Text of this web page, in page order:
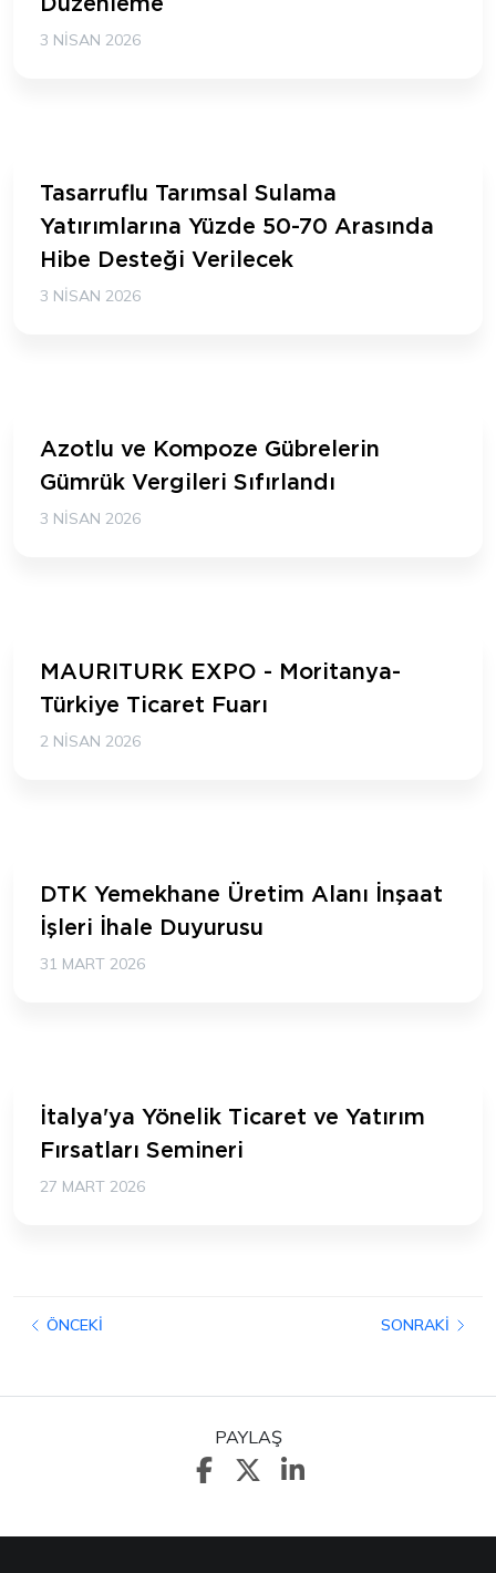
3 NISAN 2026
Tasarruflu Tarımsal Sulama
Yatırımlarına Yüzde 50-70 Arasında
Hibe Desteği Verilecek
3 NISAN 2026
Azotlu ve Kompoze Gübrelerin
Gümrük Vergileri Sıfırlandı
3 NISAN 2026
MAURITURK EXPO - Moritanya-
Türkiye Ticaret Fuarı
2 NISAN 2026
DTK Yemekhane Üretim Alanı İnşaat
İşleri İhale Duyurusu
31 MART 2026
İtalya'ya Yönelik Ticaret ve Yatırım
Fırsatları Semineri
27 MART 2026
ÖNCEKI SONRAKI
PAYLAŞ